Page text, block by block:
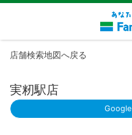
店舗検索地図へ戻る
実籾駅店